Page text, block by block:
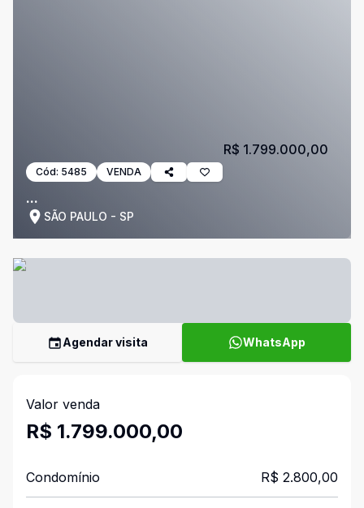
Cód: 5485 VENDA
...
SÃO PAULO - SP
R$ 1.799.000,00
Agendar visita WhatsApp
Valor venda
R$ 1.799.000,00
Condomínio R$ 2.800,00